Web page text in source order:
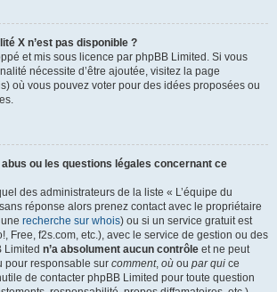
X n’est pas disponible ?
et mis sous licence par phpBB Limited. Si vous
nécessite d’être ajoutée, visitez la page
où vous pouvez voter pour des idées proposées ou
ou les questions légales concernant ce
des administrateurs de la liste « L’équipe du
réponse alors prenez contact avec le propriétaire
recherche sur whois) ou si un service gratuit est
Free, f2s.com, etc.), avec le service de gestion ou des
Limited n’a absolument aucun contrôle et ne peut
pour responsable sur comment, où ou par qui ce
de contacter phpBB Limited pour toute question